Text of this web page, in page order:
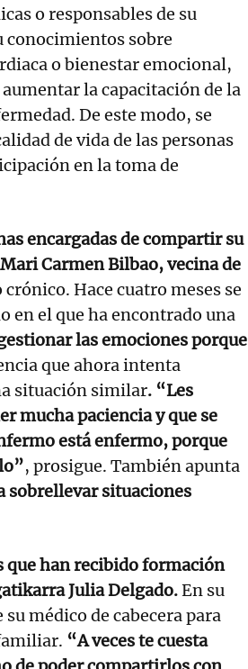
o responsables de su
conocimientos sobre
o bienestar emocional,
la capacitación de la
De este modo, se
de vida de las personas
en la toma de
encargadas de compartir su
Carmen Bilbao, vecina de
Hace cuatro meses se
en el que ha encontrado una
las emociones porque
que ahora intenta
situación similar. “Les
mucha paciencia y que se
está enfermo, porque
, prosigue. También apunta
sobrellevar situaciones
que han recibido formación
Julia Delgado.En su
médico de cabecera para
“A veces te cuesta